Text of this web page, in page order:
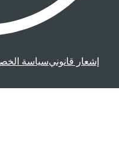
إشعار قانونيسياسة